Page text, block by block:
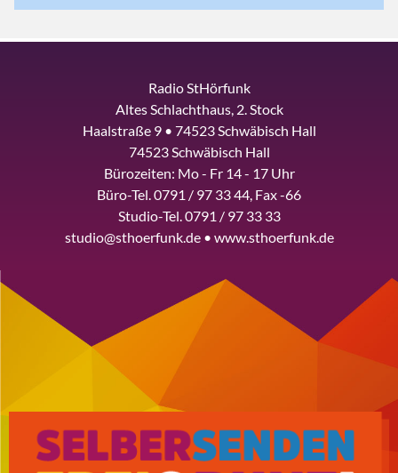
Radio StHörfunk
Altes Schlachthaus, 2. Stock
Haalstraße 9 • 74523 Schwäbisch Hall
74523 Schwäbisch Hall
Bürozeiten: Mo - Fr 14 - 17 Uhr
Büro-Tel. 0791 / 97 33 44, Fax -66
Studio-Tel. 0791 / 97 33 33
studio@sthoerfunk.de • www.sthoerfunk.de